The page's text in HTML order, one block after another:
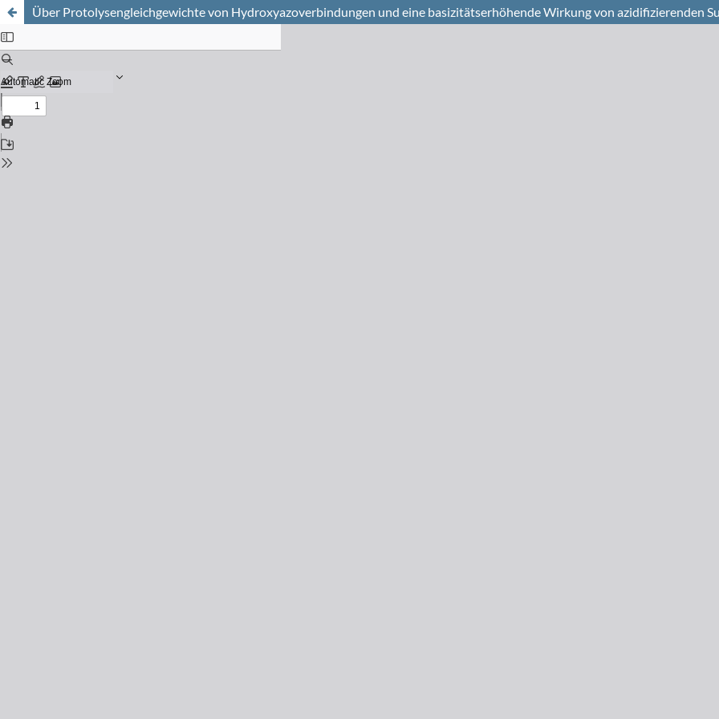
Über Protolysengleichgewichte von Hydroxyazoverbindungen und eine basizitätserhöhende Wirkung von azidifizierenden